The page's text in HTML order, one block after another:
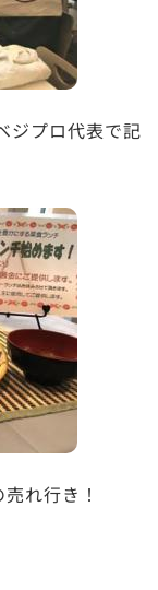
ジプロ代表で記
れ行き！